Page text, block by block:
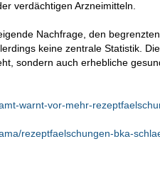
verdächtigen Arzneimitteln.
Nachfrage, den
keine zentrale Statistik.
sondern auch erhebliche
warnt-vor-mehr-
rezeptfaelschungen-bka-